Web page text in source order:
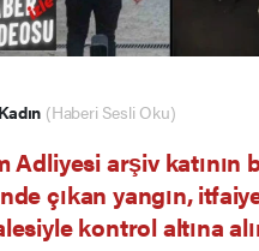
Kadın (Haberi Sesli Oku)
Adliyesi arşiv katının
çıkan yangın,
kontrol altına